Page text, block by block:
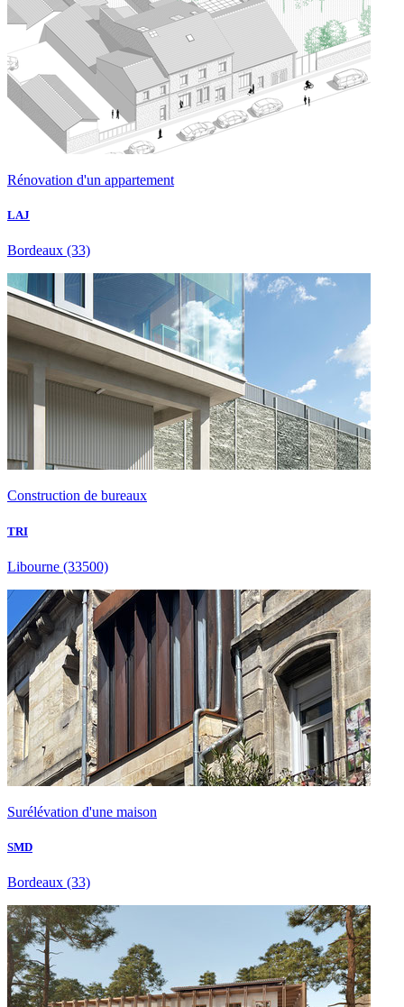
Rénovation d'un appartement
LAJ
Bordeaux (33)
Construction de bureaux
TRI
Libourne (33500)
Surélévation d'une maison
SMD
Bordeaux (33)